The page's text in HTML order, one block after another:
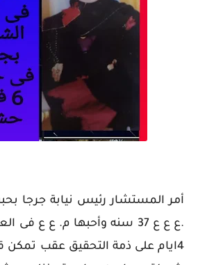
أمر المستشار رئيس نيابة جرجا
.ع ع ع 37 سنه وأحبها م. ع ع فى
4ايام على ذمة التحقيق عقب